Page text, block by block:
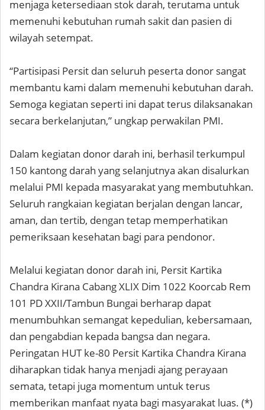
menjaga ketersediaan stok darah, terutama untuk
memenuhi kebutuhan rumah sakit dan pasien di
wilayah setempat.
“Partisipasi Persit dan seluruh peserta donor sangat
membantu kami dalam memenuhi kebutuhan darah.
Semoga kegiatan seperti ini dapat terus dilaksanakan
secara berkelanjutan,” ungkap perwakilan PMI.
Dalam kegiatan donor darah ini, berhasil terkumpul
150 kantong darah yang selanjutnya akan disalurkan
melalui PMI kepada masyarakat yang membutuhkan.
Seluruh rangkaian kegiatan berjalan dengan lancar,
aman, dan tertib, dengan tetap memperhatikan
pemeriksaan kesehatan bagi para pendonor.
Melalui kegiatan donor darah ini, Persit Kartika
Chandra Kirana Cabang XLIX Dim 1022 Koorcab Rem
101 PD XXII/Tambun Bungai berharap dapat
menumbuhkan semangat kepedulian, kebersamaan,
dan pengabdian kepada bangsa dan negara.
Peringatan HUT ke-80 Persit Kartika Chandra Kirana
diharapkan tidak hanya menjadi ajang perayaan
semata, tetapi juga momentum untuk terus
memberikan manfaat nyata bagi masyarakat luas. (*)